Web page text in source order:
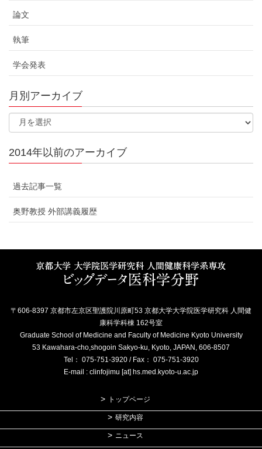
論文
執筆
学会発表
月別アーカイブ
2014年以前のアーカイブ
過去記事一覧
奥野教授 外部講義履歴
〒606-8397 京都市左京区聖護院川原町53 京都大学大学院医学研究科 人間健
康科学科棟 162号室
Graduate School of Medicine and Faculty of Medicine Kyoto University
53 Kawahara-cho,shogoin Sakyo-ku, Kyoto, JAPAN, 606-8507
Tel： 075-751-3920 / Fax： 075-751-3920
E-mail : clinfojimu [at] hs.med.kyoto-u.ac.jp
トップページ
研究内容
ニュース